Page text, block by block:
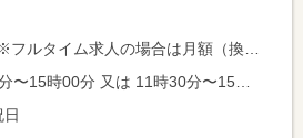
は月額（換算額）、パート求人の場合は時間額を表示しています。